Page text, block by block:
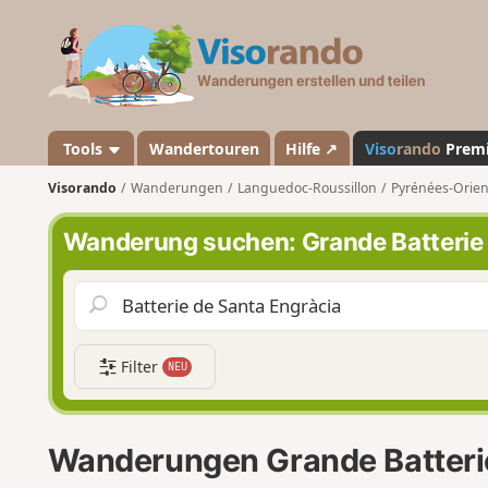
a
n
d
o
Tools Wandertouren Hilfe ↗ Visorando
Visorando Wanderungen Languedoc-Roussillon Pyrénées-
Wanderung suchen: Grande
Filter NEU
Wanderungen Grande